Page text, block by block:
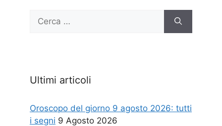
per:
Ultimi articoli
Oroscopo del giorno 9 agosto 2026: tutti
i segni 9 Agosto 2026